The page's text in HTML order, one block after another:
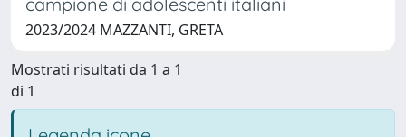
2023/2024 MAZZANTI, GRETA
Mostrati risultati da 1 a 1
di 1